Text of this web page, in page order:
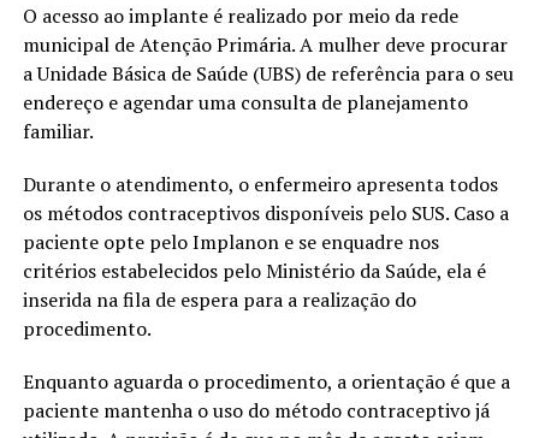
O acesso ao implante é realizado por meio da rede
municipal de Atenção Primária. A mulher deve procurar
a Unidade Básica de Saúde (UBS) de referência para o seu
endereço e agendar uma consulta de planejamento
familiar.
Durante o atendimento, o enfermeiro apresenta todos
os métodos contraceptivos disponíveis pelo SUS. Caso a
paciente opte pelo Implanon e se enquadre nos
critérios estabelecidos pelo Ministério da Saúde, ela é
inserida na fila de espera para a realização do
procedimento.
Enquanto aguarda o procedimento, a orientação é que a
paciente mantenha o uso do método contraceptivo já